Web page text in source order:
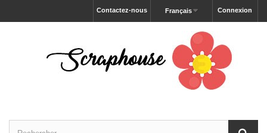
Connexion
Français
Contactez-nous